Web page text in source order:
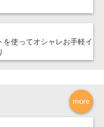
を使ってオシャレお手軽イ
more